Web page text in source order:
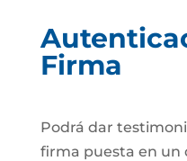
Firma
Podrá dar
firma puesta en un